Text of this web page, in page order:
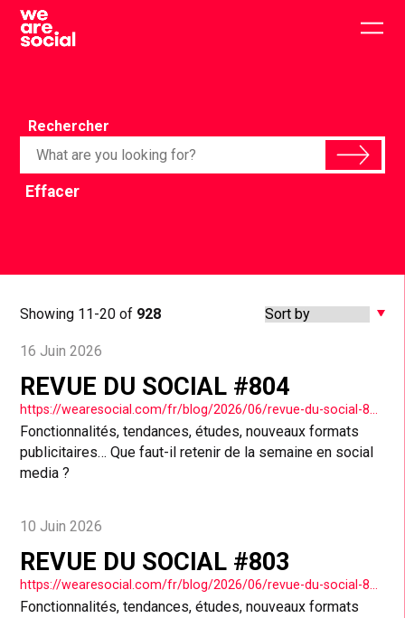
Skip
content
Rechercher
Effacer
Showing 11-20 of 928
16 Juin 2026
REVUE DU SOCIAL #804
Fonctionnalités, tendances, études, nouveaux formats
publicitaires… Que faut-il retenir de la semaine en social
media ?
10 Juin 2026
REVUE DU SOCIAL #803
Fonctionnalités, tendances, études, nouveaux formats